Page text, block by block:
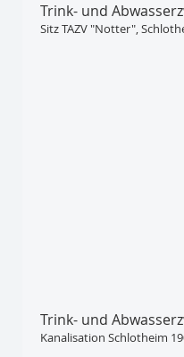
Trink- und
Sitz TAZV "Notter",
Trink- und
Kanalisation Schlotheim